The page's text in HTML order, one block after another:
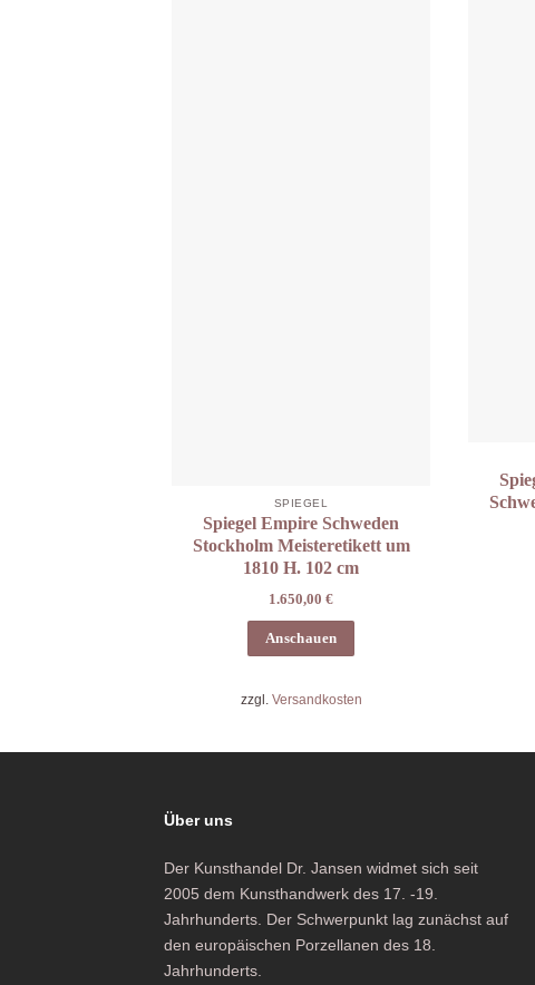
SPIEGEL
Spiegel Empire Schweden
Stockholm Meisteretikett um
1810 H. 102 cm
1.650,00€
Anschauen
zzgl. Versandkosten
Über uns
Der Kunsthandel Dr. Jansen widmet sich seit
2005 dem Kunsthandwerk des 17. -19.
Jahrhunderts. Der Schwerpunkt lag zunächst auf
den europäischen Porzellanen des 18.
Jahrhunderts.